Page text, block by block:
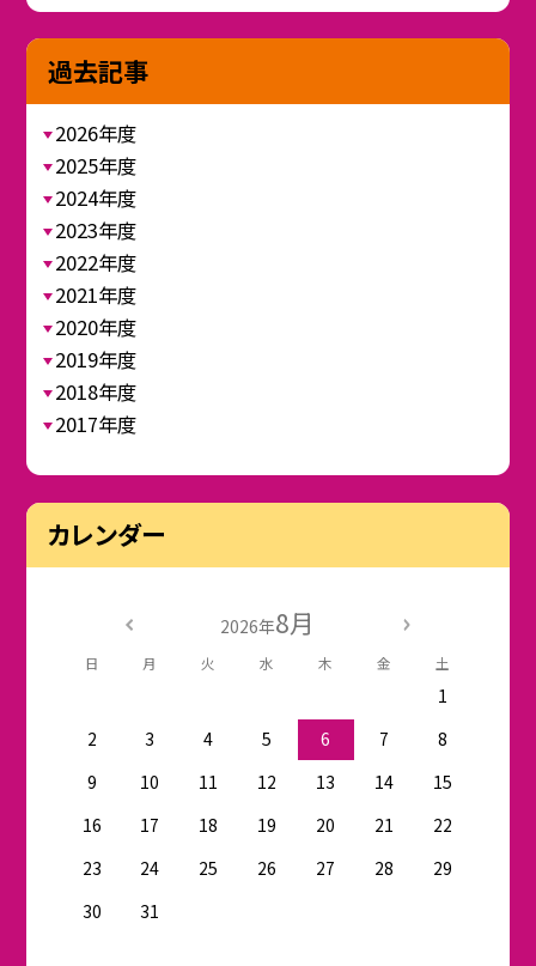
過去記事
2026年度
2025年度
2024年度
2023年度
2022年度
2021年度
2020年度
2019年度
2018年度
2017年度
カレンダー
2026年8月
日 月 火 水 木 金 土
1
2
3 4 5 6 7
8
9
10 11 12 13 14
15
16
17 18 19 20 21
22
23
24 25 26 27 28
29
30
31